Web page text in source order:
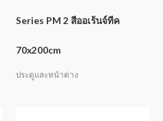
Series PM 2 สีออเร้นจ์ทีค
70x200cm
ประตูและหน้าต่าง